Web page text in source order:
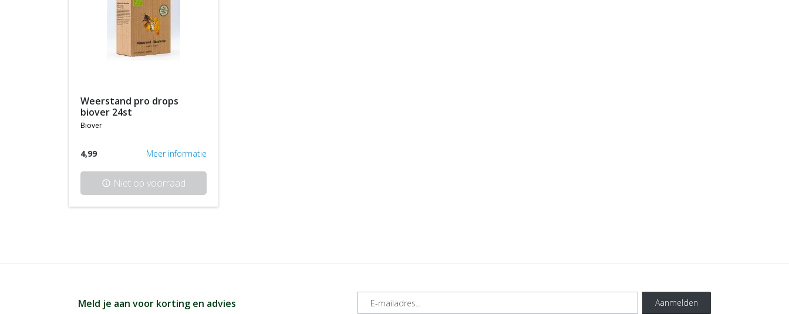
weerstand pro drops
biover 24st
biover
4,99 Meer informatie
info Niet op voorraad
Meld je aan voor korting en advies E-mailadres Aanmelden